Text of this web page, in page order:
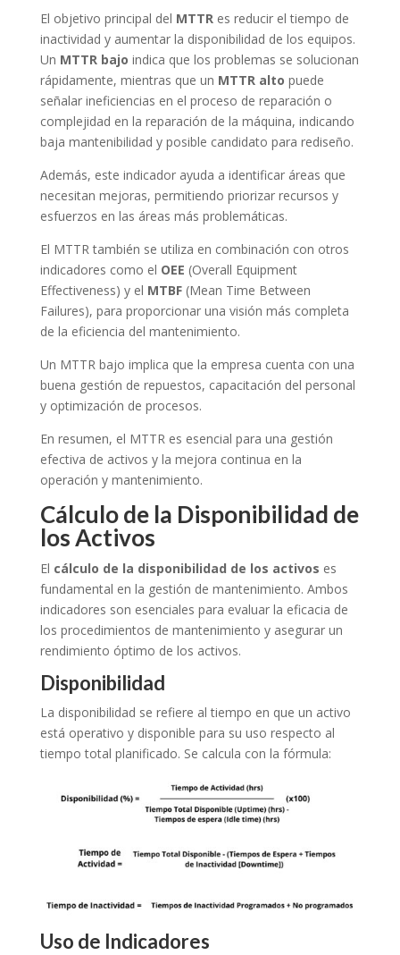
El objetivo principal del MTTR es reducir el tiempo de
inactividad y aumentar la disponibilidad de los equipos.
Un MTTR bajo indica que los problemas se solucionan
rápidamente, mientras que un MTTR alto puede
señalar ineficiencias en el proceso de reparación o
complejidad en la reparación de la máquina, indicando
baja mantenibilidad y posible candidato para rediseño.
Además, este indicador ayuda a identificar áreas que
necesitan mejoras, permitiendo priorizar recursos y
esfuerzos en las áreas más problemáticas.
El MTTR también se utiliza en combinación con otros
indicadores como el OEE (Overall Equipment
Effectiveness) y el MTBF(Mean Time Between
Failures), para proporcionar una visión más completa
de la eficiencia del mantenimiento.
Un MTTR bajo implica que la empresa cuenta con una
buena gestión de repuestos, capacitación del personal
y optimización de procesos.
En resumen, el MTTR es esencial para una gestión
efectiva de activos y la mejora continua en la
operación y mantenimiento.
Cálculo de la Disponibilidad de
los Activos
El cálculo de la disponibilidad de los activos es
fundamental en la gestión de mantenimiento. Ambos
indicadores son esenciales para evaluar la eficacia de
los procedimientos de mantenimiento y asegurar un
rendimiento óptimo de los activos.
Disponibilidad
La disponibilidad se refiere al tiempo en que un activo
está operativo y disponible para su uso respecto al
tiempo total planificado. Se calcula con la fórmula:
Uso de Indicadores